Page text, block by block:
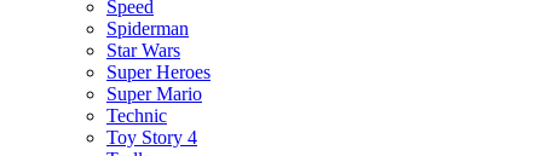
Speed
Spiderman
Star Wars
Super Heroes
Super Mario
Technic
Toy Story 4